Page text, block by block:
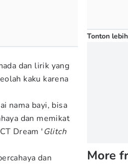
dan lirik yang
kaku karena
nama bayi, bisa
dan memikat
Dream 'Glitch
dan
Tonton
More